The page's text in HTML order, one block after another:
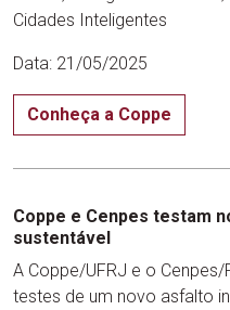
Cidades Inteligentes
Data: 21/05/2025
Conheça a Coppe
Coppe e Cenpes testam
sustentável
A Coppe/UFRJ e o
testes de um novo asfalto